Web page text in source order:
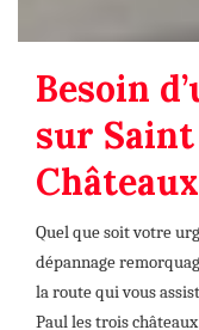
Besoin
sur
Quel que soit votre
dépannage
la route qui vous
Paul les trois